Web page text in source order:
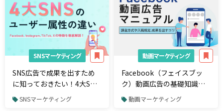
SNSマーケティング
SNS広告で成果を出すため
に知っておきたい！4大SNS
のユーザー属性の違い
SNSマーケティング
動画マーケティング
Facebook（フェイスブッ
ク）動画広告の基礎知識。
入稿規定や課金方法、効果
を出すコツを解説
動画マーケティング